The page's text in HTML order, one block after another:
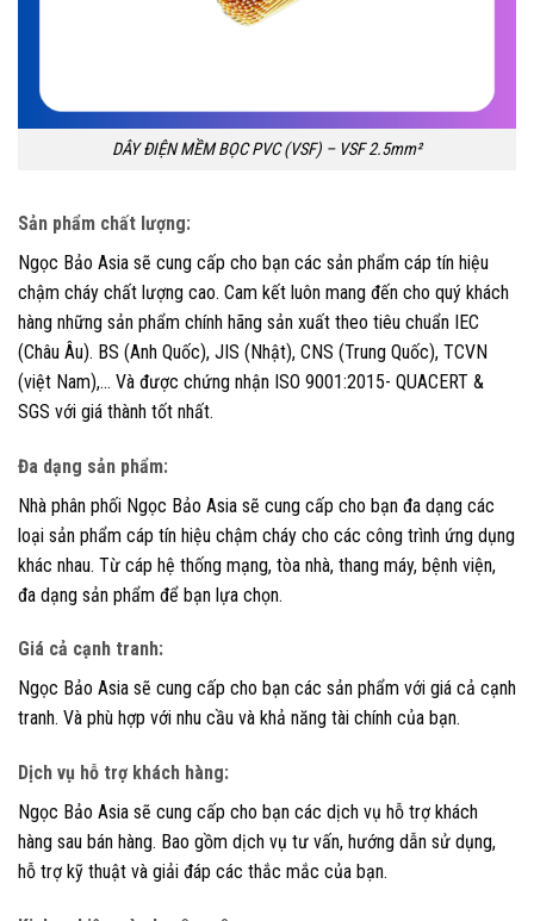
DÂY ĐIỆN MỀM BỌC PVC (VSF) – VSF 2.5mm²
Sản phẩm chất lượng:
Ngọc Bảo Asia sẽ cung cấp cho bạn các sản phẩm cáp tín hiệu
chậm cháy chất lượng cao. Cam kết luôn mang đến cho quý khách
hàng những sản phẩm chính hãng sản xuất theo tiêu chuẩn IEC
(Châu Âu). BS (Anh Quốc), JIS (Nhật), CNS (Trung Quốc), TCVN
(việt Nam),… Và được chứng nhận ISO 9001:2015- QUACERT &
SGS với giá thành tốt nhất.
Đa dạng sản phẩm:
Nhà phân phối Ngọc Bảo Asia sẽ cung cấp cho bạn đa dạng các
loại sản phẩm cáp tín hiệu chậm cháy cho các công trình ứng dụng
khác nhau. Từ cáp hệ thống mạng, tòa nhà, thang máy, bệnh viện,
đa dạng sản phẩm để bạn lựa chọn.
Giá cả cạnh tranh:
Ngọc Bảo Asia sẽ cung cấp cho bạn các sản phẩm với giá cả cạnh
tranh. Và phù hợp với nhu cầu và khả năng tài chính của bạn.
Dịch vụ hỗ trợ khách hàng:
Ngọc Bảo Asia sẽ cung cấp cho bạn các dịch vụ hỗ trợ khách
hàng sau bán hàng. Bao gồm dịch vụ tư vấn, hướng dẫn sử dụng,
hỗ trợ kỹ thuật và giải đáp các thắc mắc của bạn.